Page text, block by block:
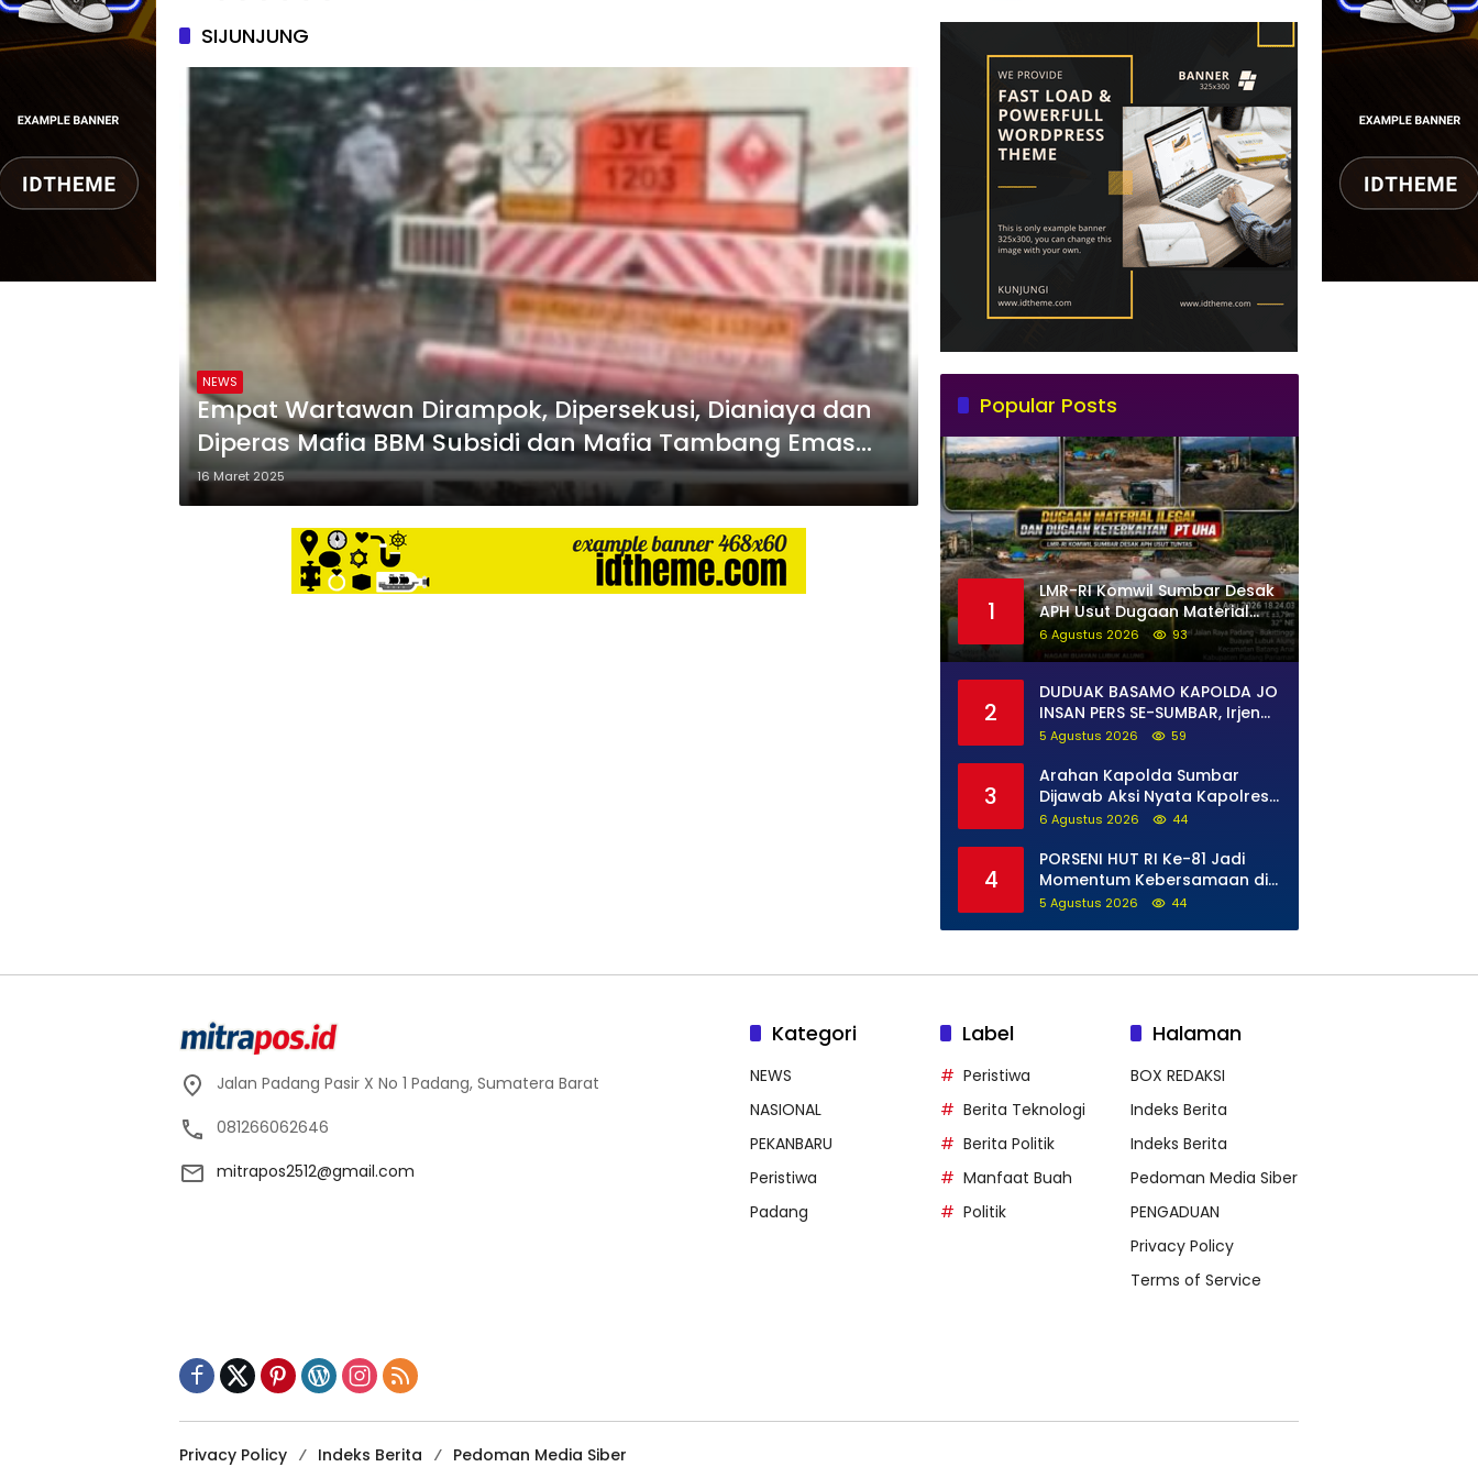
SIJUNJUNG
NEWS
Empat Wartawan Dirampok, Dipersekusi, Dianiaya dan
Diperas Mafia BBM Subsidi dan Mafia Tambang Emas
Ilegal di Tanjung Lolo Sijunjung
16 Maret 2025
Popular Posts
1
LMR-RI Komwil Sumbar Desak
APH Usut Dugaan Material
Ilegal di Batang Anai, Dugaan
Keterkaitan PT UHA Diminta
6 Agustus 2026 93
2
DUDUAK BASAMO KAPOLDA JO
INSAN PERS SE-SUMBAR, Irjen
Pol. Djati Wiyoto Abadhy
bagi Pelanggar Hukum di
Internal Polri
5 Agustus 2026 59
3
Arahan Kapolda Sumbar
Dijawab Aksi Nyata Kapolres
Solok Selatan, Polri Untuk
Slogan
6 Agustus 2026 44
4
PORSENI HUT RI Ke-81 Jadi
Momentum Kebersamaan di
Lapas Perempuan Padang
5 Agustus 2026 44
Jalan Padang Pasir X No 1 Padang, Sumatera Barat
081266062646
mitrapos2512@gmail.com
Kategori
NEWS
NASIONAL
PEKANBARU
Peristiwa
Padang
Label
Peristiwa
Berita Teknologi
Berita Politik
Manfaat Buah
Politik
Halaman
BOX REDAKSI
Indeks Berita
Indeks Berita
Pedoman Media Siber
PENGADUAN
Privacy Policy
Terms of Service
Privacy Policy Indeks Berita Pedoman Media Siber